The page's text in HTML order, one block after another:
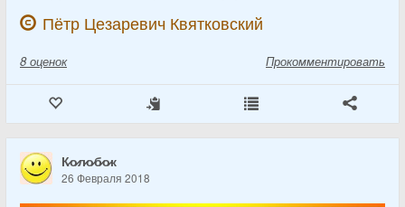
Пётр Цезаревич Квятковский
8 оценок Прокомментировать
К̷о̷л̷о̷б̷о̷к
26 Февраля 2018